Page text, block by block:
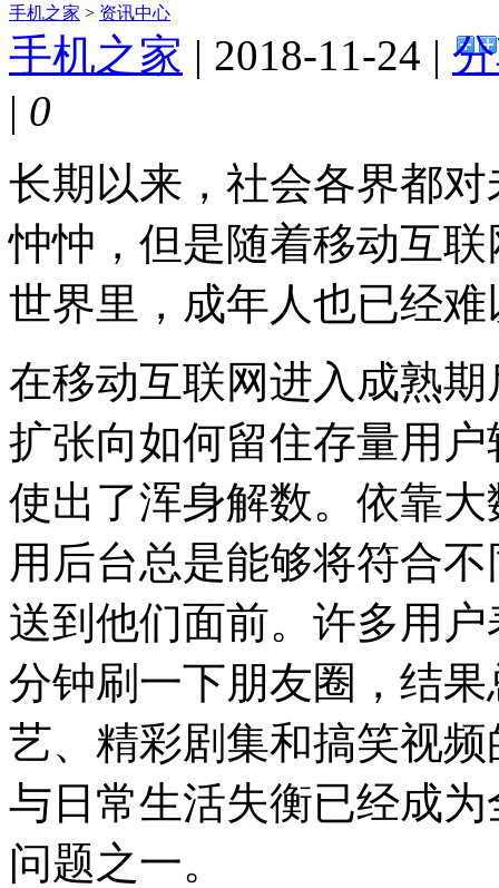
手机之家 > 资讯中心
手机之家 | 2018-11-24 |
| 0
长期以来，社会各界都
忡忡，但是随着移动互
世界里，成年人也已经
在移动互联网进入成熟
扩张向如何留住存量用
使出了浑身解数。依靠
用后台总是能够将符合
送到他们面前。许多用
分钟刷一下朋友圈，结
艺、精彩剧集和搞笑视
与日常生活失衡已经成
问题之一。